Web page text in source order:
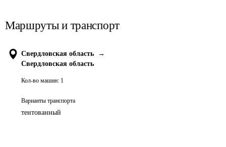
Маршруты и транспорт
Свердловская область
→
Свердловская область
Кол-во машин: 1
Варианты транспорта
тентованный